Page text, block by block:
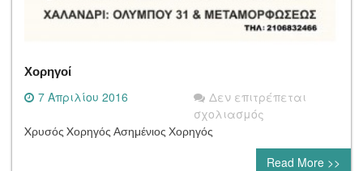
Χορηγοί
7 Απριλίου 2016
Δεν επιτρέπεται
σχολιασμός
Xρυσός Xορηγός Ασημένιος Χορηγός
Read More >>